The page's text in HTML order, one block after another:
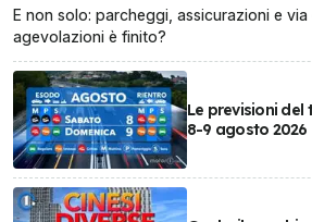
E non solo: parcheggi, assicurazioni e via
agevolazioni è finito?
Le previsioni del
8-9 agosto 2026